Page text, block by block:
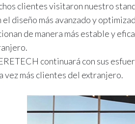
clientes visitaron nuestro
el diseño más avanzado y
de manera más estable y
continuará con sus
vez más clientes del extranjero.